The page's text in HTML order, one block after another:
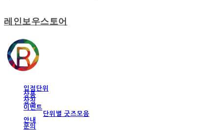
레인보우스토어
입점단위
상품
상징
이벤트
단위별 굿즈모음
안내
문의